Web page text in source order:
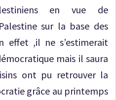
en vue de
sur la base des
effet ,il ne s’estimerait
mais il saura
ont pu retrouver la
grâce au printemps